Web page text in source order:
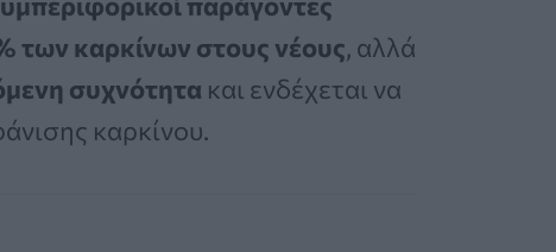
των καρκίνων στους νέους, αλλά
συχνότητα και ενδέχεται να
καρκίνου.